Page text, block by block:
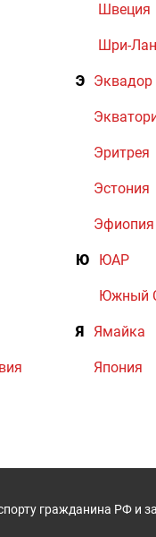
Швеция
Шри-
Э Эквадор
Эритрея
Эстония
Эфиопия
Ю ЮАР
Южный
Я Ямайка
Япония
гражданина РФ и